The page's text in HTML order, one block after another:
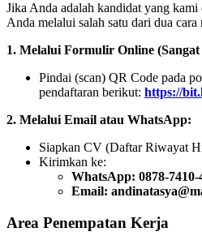
Jika Anda adalah kandidat yang kami
Anda melalui salah satu dari dua
1. Melalui Formulir Online
Pindai (scan) QR Code pada
pendaftaran berikut: https://
2. Melalui Email atau WhatsApp:
Siapkan CV (Daftar Riwayat
Kirimkan ke:
WhatsApp: 0878-
Email:
Area Penempatan Kerja